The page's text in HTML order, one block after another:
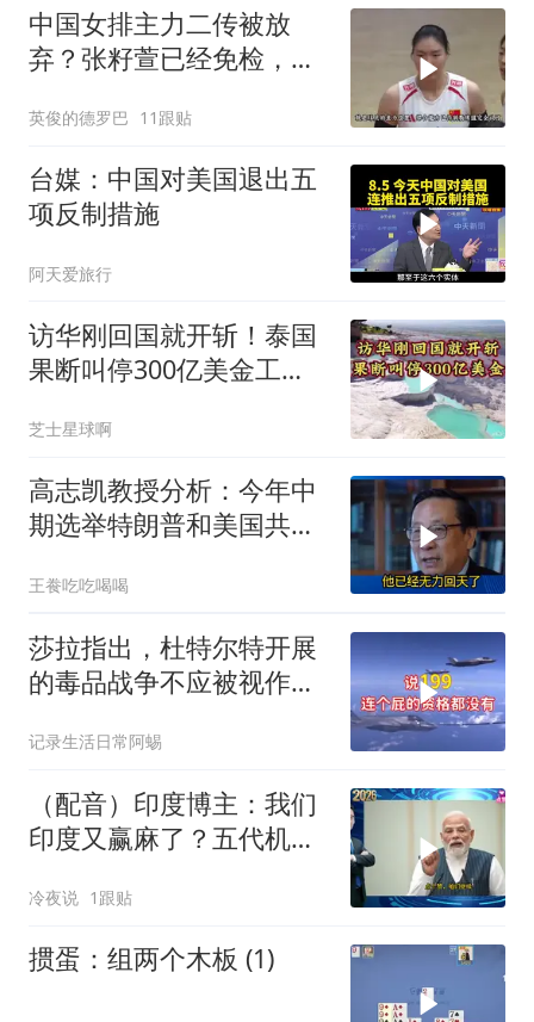
中国女排主力二传被放
弃？张籽萱已经免检，赵
英俊的德罗巴 11跟贴
台媒：中国对美国退出五
项反制措施
阿天爱旅行
访华刚回国就开斩！泰国
果断叫停300亿美金工
芝士星球啊
高志凯教授分析：今年中
期选举特朗普和美国共和
王飬吃吃喝喝
莎拉指出，杜特尔特开展
的毒品战争不应被视作反
波扩大
记录生活日常阿蜴
（配音）印度博主：我们
印度又赢麻了？五代机还
贴上了，欧洲还排着队求
合作
冷夜说 1跟贴
掼蛋：组两个木板 (1)